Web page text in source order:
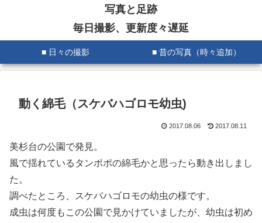
写真と足跡
毎日撮影、更新度々遅延
■ 日々の撮影 ■ 昔の写真（時々追加）
動く綿毛（スケバハゴロモ幼虫)
2017.08.06 2017.08.11
美杉台の公園で発見。
風で揺れているタンポポの綿毛かと思ったら動き出しまし
た。
調べたところ、スケバハゴロモの幼虫の様です。
成虫は何度もこの公園で見かけていましたが、幼虫は初め